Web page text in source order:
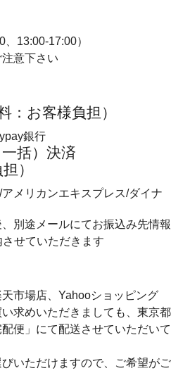
、13:00-17:00）
意下さい
：お客様負担）
括）決済
）
別途メールにてお振込み先情報
せていただきます
市場店、Yahooショッピング
求めいただきましても、 東京都
便」にて配送させていただいて
いただけますので、ご希望がご